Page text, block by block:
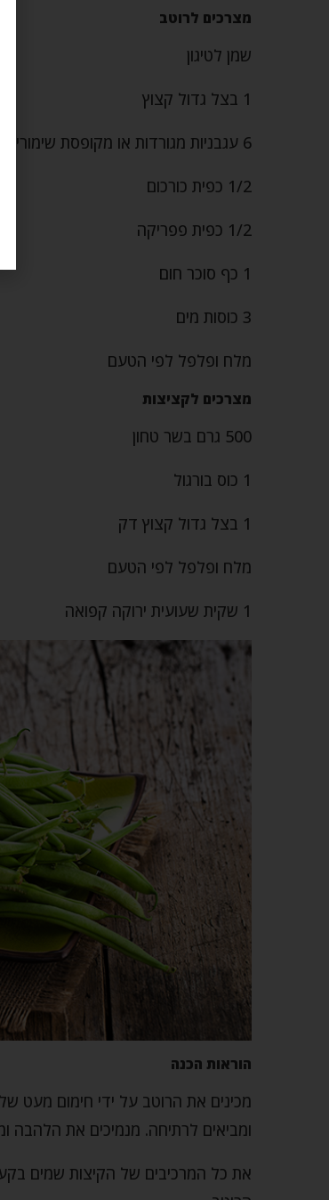
מצרכים לרוטב
שמן לטיגון
1 בצל גדול קצוץ
6 עגבניות מגורדות או מקופסת שימורים אחת גדולה של עגבניות חתוכות
1/2 כפית כורכום
1/2 כפית פפריקה
1 כף סוכר חום
3 כוסות מים
מלח ופלפל לפי הטעם
מצרכים לקציצות
500 גרם בשר טחון
1 כוס בורגול
1 בצל גדול קצוץ דק
מלח ופלפל לפי הטעם
1 שקית שעועית ירוקה קפואה
הוראות הכנה
מכינים את הרוטב על ידי חימום מעט
ומביאים לרתיחה. מנמיכים את הלהבה
את כל המרכיבים של הקיצות שמים